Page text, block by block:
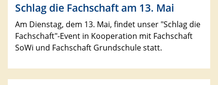
Schlag die Fachschaft am 13. Mai
Am Dienstag, dem 13. Mai, findet unser "Schlag die
Fachschaft"-Event in Kooperation mit Fachschaft
SoWi und Fachschaft Grundschule statt.